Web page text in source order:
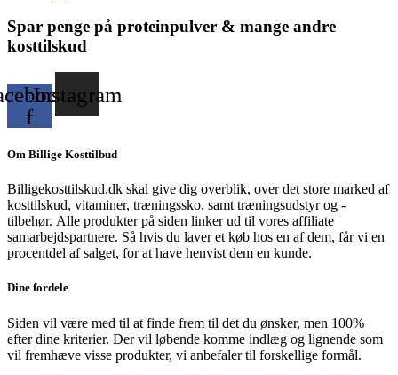
Spar penge på proteinpulver & mange andre
kosttilskud
f
Instagram
Om Billige Kosttilbud
Billigekosttilskud.dk skal give dig overblik, over det store marked af
kosttilskud, vitaminer, træningssko, samt træningsudstyr og -
tilbehør. Alle produkter på siden linker ud til vores affiliate
samarbejdspartnere. Så hvis du laver et køb hos en af dem, får vi en
procentdel af salget, for at have henvist dem en kunde.
Dine fordele
Siden vil være med til at finde frem til det du ønsker, men 100%
efter dine kriterier. Der vil løbende komme indlæg og lignende som
vil fremhæve visse produkter, vi anbefaler til forskellige formål.